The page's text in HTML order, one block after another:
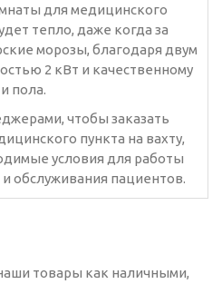
для медицинского
тепло, даже когда за
морозы, благодаря двум
2 кВт и качественному
пола.
чтобы заказать
пункта на вахту,
условия для работы
обслуживания пациентов.
товары как наличными,